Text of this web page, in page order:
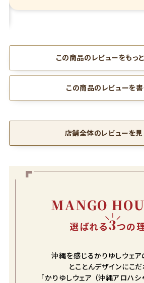
この商品のレビューをもっ
この商品のレビューを書
店舗全体のレビューを
MANGO
選ばれる3つの
沖縄を感じるかりゆしウェア
とことんデザインにこ
「かりゆしウェア （沖縄アロハシ